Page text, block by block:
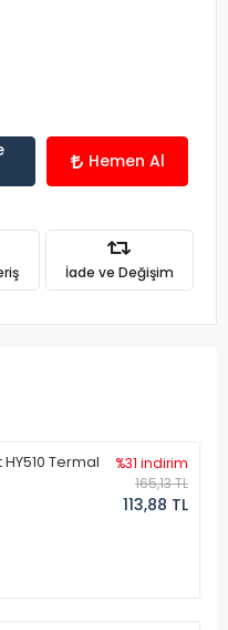
Hemen Al
İade ve Değişim
Termal
%31 indirim
165,13 TL
113,88 TL